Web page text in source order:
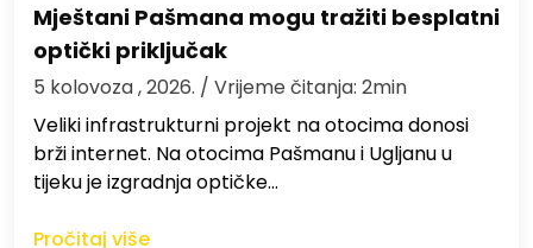
Mještani Pašmana mogu tražiti besplatni
optički priključak
5 kolovoza , 2026. / Vrijeme čitanja: 2min
Veliki infrastrukturni projekt na otocima donosi
brži internet. Na otocima Pašmanu i Ugljanu u
tijeku je izgradnja optičke…
Pročitaj više